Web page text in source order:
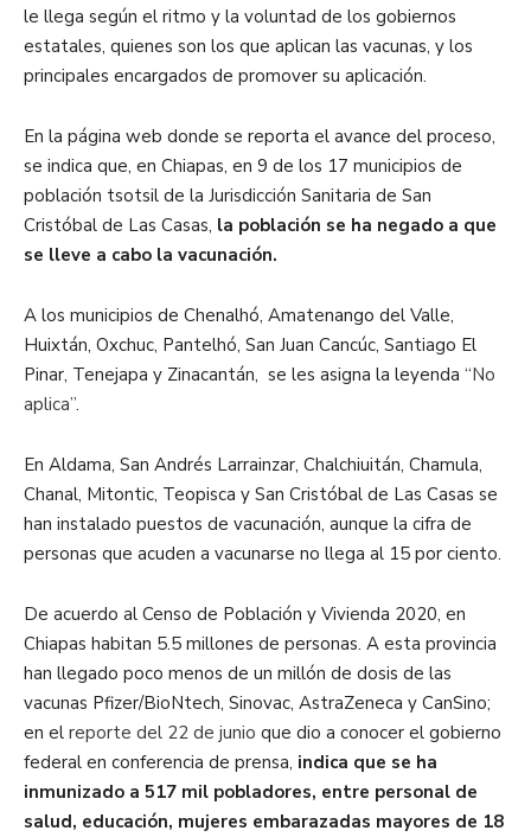
le llega según el ritmo y la voluntad de los gobiernos
estatales, quienes son los que aplican las vacunas, y los
principales encargados de promover su aplicación.
En la página web donde se reporta el avance del proceso,
se indica que, en Chiapas, en 9 de los 17 municipios de
población tsotsil de la Jurisdicción Sanitaria de San
Cristóbal de Las Casas, la población se ha negado a que
se lleve a cabo la vacunación.
A los municipios de Chenalhó, Amatenango del Valle,
Huixtán, Oxchuc, Pantelhó, San Juan Cancúc, Santiago El
Pinar, Tenejapa y Zinacantán, se les asigna la leyenda “No
aplica”.
En Aldama, San Andrés Larrainzar, Chalchiuitán, Chamula,
Chanal, Mitontic, Teopisca y San Cristóbal de Las Casas se
han instalado puestos de vacunación, aunque la cifra de
personas que acuden a vacunarse no llega al 15 por ciento.
De acuerdo al Censo de Población y Vivienda 2020, en
Chiapas habitan 5.5 millones de personas. A esta provincia
han llegado poco menos de un millón de dosis de las
vacunas Pfizer/BioNtech, Sinovac, AstraZeneca y CanSino;
en el reporte del 22 de junio que dio a conocer el gobierno
federal en conferencia de prensa, indica que se ha
inmunizado a 517 mil pobladores, entre personal de
salud, educación, mujeres embarazadas mayores de 18